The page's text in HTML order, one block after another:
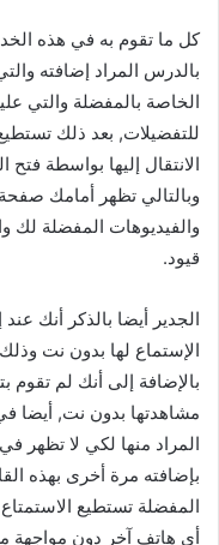
كل ما تقوم به في هذه
بالدرس المراد إضافته
الخاصة بالمفضلة والتي
للتفضيلات, بعد ذلك
الانتقال إليها بواسطة فتح
وبالتالي تظهر أمامك
والفيديوهات المفضلة لك
قيود.
الجدير أيضا بالذكر أنك
الإستماع لها بدون نت
بالإضافة إلى أنك لم
مشاهدتها بدون نت, أيضا
المراد منها لكي لا تظهر
بإضافته مرة أخرى بهذه
المفضلة تستطيع
أي هاتف آخر دون مواجهة